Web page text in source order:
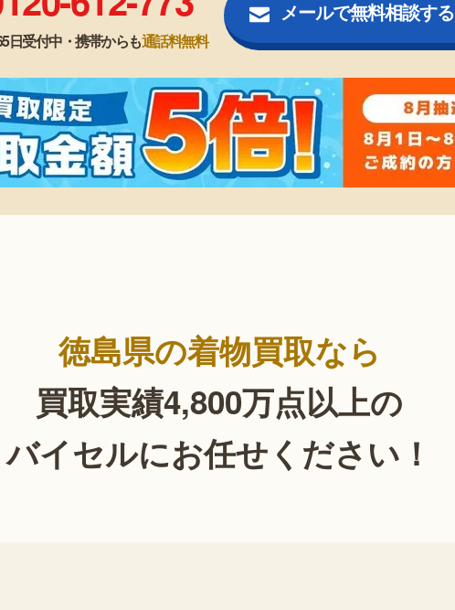
日受付中・携帯からも通話料無料
メールで無料相談する
徳島県の着物買取なら
買取実績4,800万点以上の
バイセルにお任せください！